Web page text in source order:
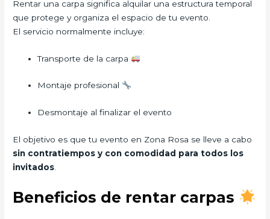
Rentar una carpa significa alquilar una estructura temporal
que protege y organiza el espacio de tu evento.
El servicio normalmente incluye:
Transporte de la carpa
Montaje profesional
Desmontaje al finalizar el evento
El objetivo es que tu evento en Zona Rosa se lleve a cabo
sin contratiempos y con comodidad para todos los
invitados
Beneficios de rentar carpas